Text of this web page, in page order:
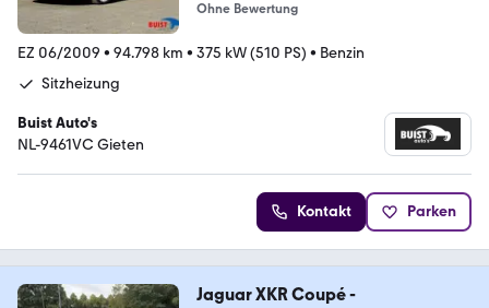
Ohne Bewertung
EZ 06/2009 • 94.798 km • 375 kW (510 PS) • Benzin
Sitzheizung
Buist Auto's
NL-9461VC Gieten
Kontakt Parken
Jaguar XKR Coupé -